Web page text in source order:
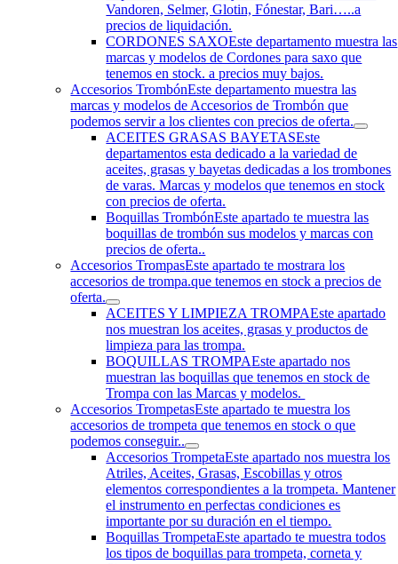
Vandoren, Selmer, Glotin, Fónestar, Bari…..a
precios de liquidación.
CORDONES SAXOEste departamento muestra las
marcas y modelos de Cordones para saxo que
tenemos en stock. a precios muy bajos.
Accesorios TrombónEste departamento muestra las
marcas y modelos de Accesorios de Trombón que
podemos servir a los clientes con precios de oferta.
ACEITES GRASAS BAYETASEste
departamentos esta dedicado a la variedad de
aceites, grasas y bayetas dedicadas a los trombones
de varas. Marcas y modelos que tenemos en stock
con precios de oferta.
Boquillas TrombónEste apartado te muestra las
boquillas de trombón sus modelos y marcas con
precios de oferta..
Accesorios TrompasEste apartado te mostrara los
accesorios de trompa.que tenemos en stock a precios de
oferta.
ACEITES Y LIMPIEZA TROMPAEste apartado
nos muestran los aceites, grasas y productos de
limpieza para las trompa.
BOQUILLAS TROMPAEste apartado nos
muestran las boquillas que tenemos en stock de
Trompa con las Marcas y modelos.
Accesorios TrompetasEste apartado te muestra los
accesorios de trompeta que tenemos en stock o que
podemos conseguir..
Accesorios TrompetaEste apartado nos muestra los
Atriles, Aceites, Grasas, Escobillas y otros
elementos correspondientes a la trompeta. Mantener
el instrumento en perfectas condiciones es
importante por su duración en el tiempo.
Boquillas TrompetaEste apartado te muestra todos
los tipos de boquillas para trompeta, corneta y